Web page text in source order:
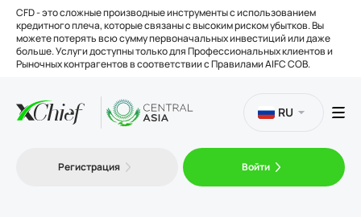
CFD - это сложные производные инструменты с использованием
кредитного плеча, которые связаны с высоким риском убытков. Вы
можете потерять всю сумму первоначальных инвестиций или даже
больше. Услуги доступны только для Профессиональных клиентов и
Рыночных контрагентов в соответствии с Правилами AIFC COB.
Торговля
RU
Регистрация Войти